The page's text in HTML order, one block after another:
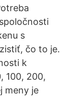
s
čo to je.
k
100, 200,
meny je